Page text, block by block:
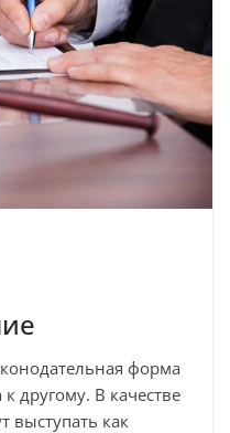
форма
другому. В качестве
выступать как